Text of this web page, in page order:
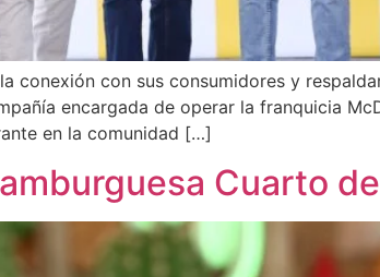
conexión con sus consumidores y
encargada de operar la franquicia
en la comunidad […]
Cuarto